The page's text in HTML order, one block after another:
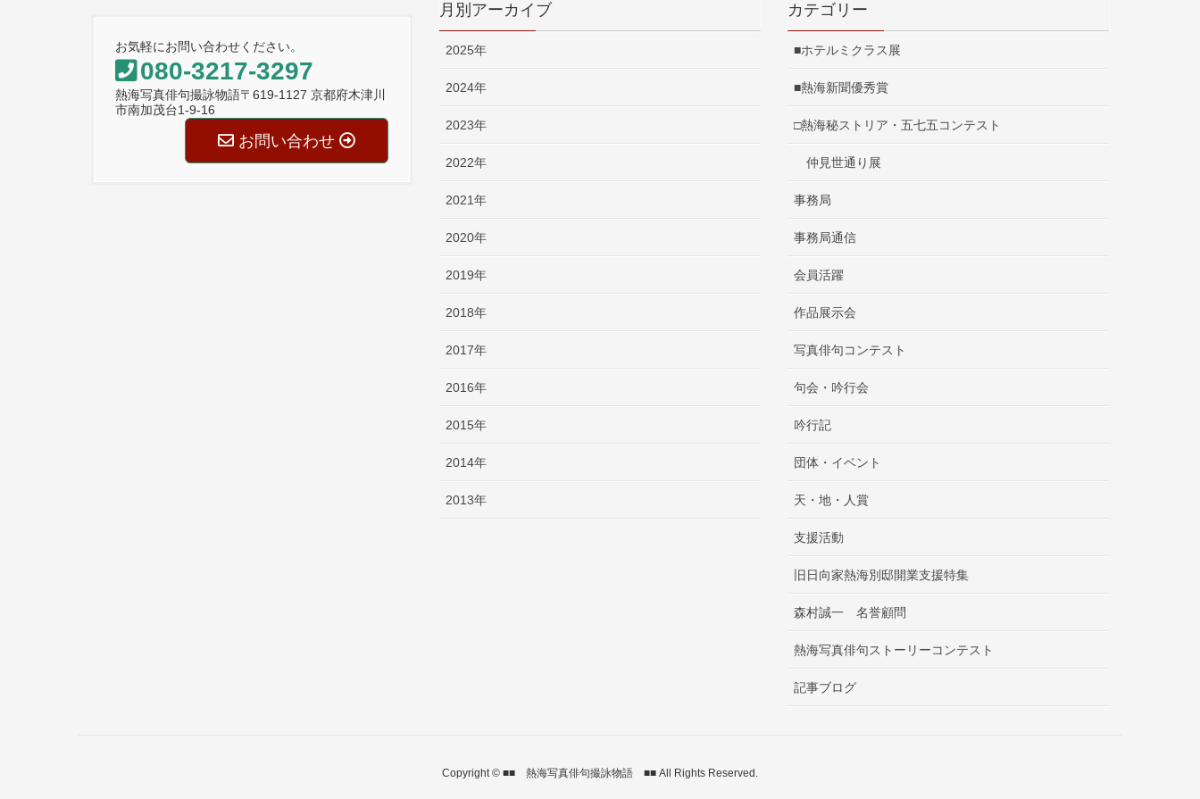
お気軽にお問い合わせください。
080-3217-3297
熱海写真俳句撮詠物語〒619-1127 京都府木津川
市南加茂台1-9-16
お問い合わせ
月別アーカイブ
2025年
2024年
2023年
2022年
2021年
2020年
2019年
2018年
2017年
2016年
2015年
2014年
2013年
カテゴリー
■ホテルミクラス展
■熱海新聞優秀賞
□熱海秘ストリア・五七五コンテスト
仲見世通り展
事務局
事務局通信
会員活躍
作品展示会
写真俳句コンテスト
句会・吟行会
吟行記
団体・イベント
天・地・人賞
支援活動
旧日向家熱海別邸開業支援特集
森村誠一 名誉顧問
熱海写真俳句ストーリーコンテスト
記事ブログ
Copyright © ■■ 熱海写真俳句撮詠物語 ■■ All Rights Reserved.